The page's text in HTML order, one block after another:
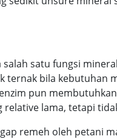
satu fungsi
ternak bila kebutuhan
pun
lama, tetapi
remeh oleh petani